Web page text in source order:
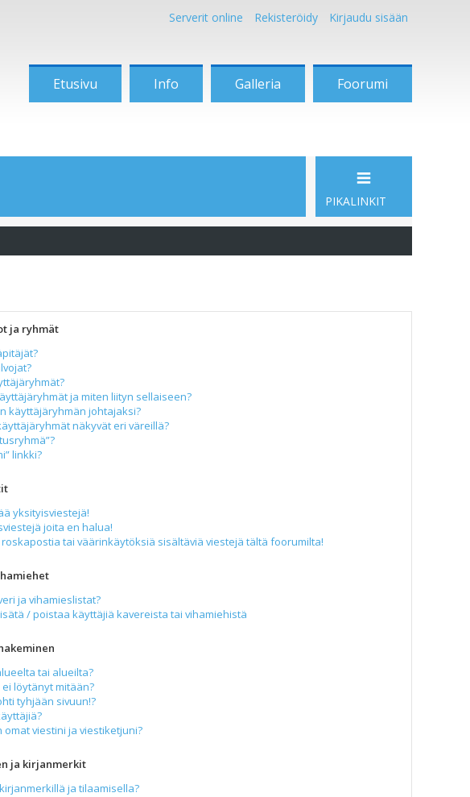
Serverit online Rekisteröidy Kirjaudu sisään
Etusivu Info Galleria Foorumi
PIKALINKIT
ja ryhmät
ja miten liityn sellaiseen?
käyttäjäryhmän johtajaksi?
näkyvät eri väreillä?
linkki?
yksityisviestejä!
joita en halua!
tai väärinkäytöksiä sisältäviä viestejä tältä foorumilta!
ja vihamieslistat?
/ poistaa käyttäjiä kavereista tai vihamiehistä
tai alueilta?
löytänyt mitään?
tyhjään sivuun!?
omat viestini ja viestiketjuni?
ja kirjanmerkit
ja tilaamisella?